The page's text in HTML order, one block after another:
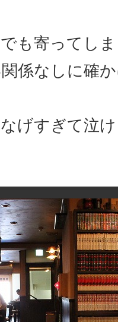
も寄ってし
係なしに確
げすぎて泣